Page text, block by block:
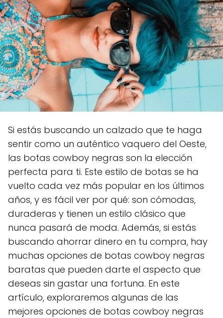
Si estás buscando un calzado que te haga
sentir como un auténtico vaquero del Oeste,
las botas cowboy negras son la elección
perfecta para ti. Este estilo de botas se ha
vuelto cada vez más popular en los últimos
años, y es fácil ver por qué: son cómodas,
duraderas y tienen un estilo clásico que
nunca pasará de moda. Además, si estás
buscando ahorrar dinero en tu compra, hay
muchas opciones de botas cowboy negras
baratas que pueden darte el aspecto que
deseas sin gastar una fortuna. En este
artículo, exploraremos algunas de las
mejores opciones de botas cowboy negras